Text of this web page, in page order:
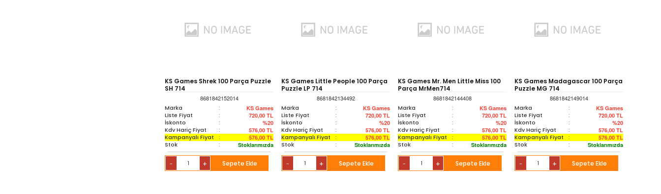
KS Games Shrek 100 Parça Puzzle
SH 714
8681842152014
Marka
: KS Games
Liste Fiyat : 720,00 TL
İskonto : %20
Kdv Hariç Fiyat : 576,00 TL
Kampanyalı Fiyat : 576,00 TL
Stok : Stoklarımızda
- + Sepete Ekle
KS Games Little People 100 Parça
Puzzle LP 714
8681842134492
Marka
: KS Games
Liste Fiyat : 720,00 TL
İskonto : %20
Kdv Hariç Fiyat : 576,00 TL
Kampanyalı Fiyat : 576,00 TL
Stok : Stoklarımızda
- + Sepete Ekle
KS Games Mr. Men Little Miss 100
Parça MrMen714
8681842144408
Marka
: KS Games
Liste Fiyat : 720,00 TL
İskonto : %20
Kdv Hariç Fiyat : 576,00 TL
Kampanyalı Fiyat : 576,00 TL
Stok : Stoklarımızda
- + Sepete Ekle
KS Games Madagascar 100 Parça
Puzzle MG 714
8681842149014
Marka
: KS Games
Liste Fiyat : 720,00 TL
İskonto : %20
Kdv Hariç Fiyat : 576,00 TL
Kampanyalı Fiyat : 576,00 TL
Stok : Stoklarımızda
- + Sepete Ekle